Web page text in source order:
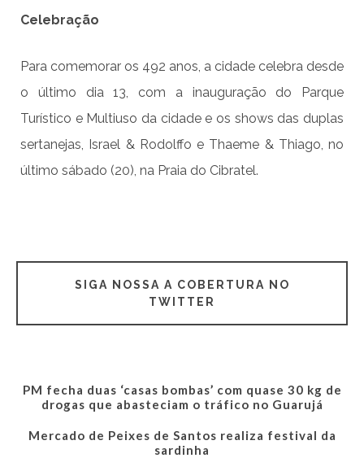
Celebração
Para comemorar os 492 anos, a cidade celebra desde
o último dia 13, com a inauguração do Parque
Turístico e Multiuso da cidade e os shows das duplas
sertanejas, Israel & Rodolffo e Thaeme & Thiago, no
último sábado (20), na Praia do Cibratel.
SIGA NOSSA A COBERTURA NO
TWITTER
PM fecha duas ‘casas bombas’ com quase 30 kg de
drogas que abasteciam o tráfico no Guarujá
Mercado de Peixes de Santos realiza festival da
sardinha